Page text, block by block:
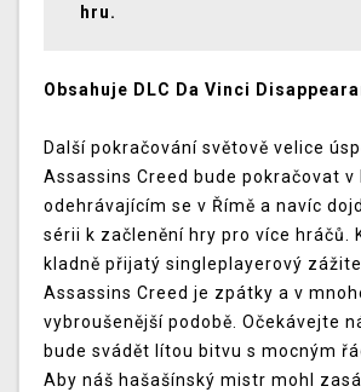
hru.
Obsahuje DLC Da Vinci
Další pokračování světově velice
Assassins Creed bude pokračovat v
odehrávajícím se v Římě a navíc
sérii k začlenění hry pro více hráčů.
kladně přijatý singleplayerový
Assassins Creed je zpátky a v
vybroušenější podobě. Očekávejte
bude svádět lítou bitvu s mocným
Aby náš hašašínský mistr mohl